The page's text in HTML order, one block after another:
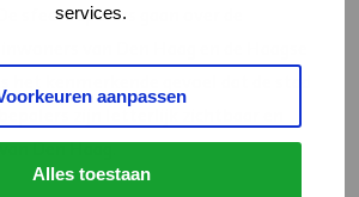
services.
aanpassen
Alles toestaan
sfeerbepalers gaan over de
zijn letterlijk zichtbaar en
Den Haag.